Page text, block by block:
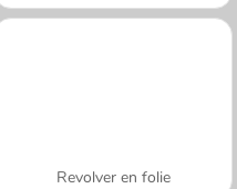
Revolver en folie